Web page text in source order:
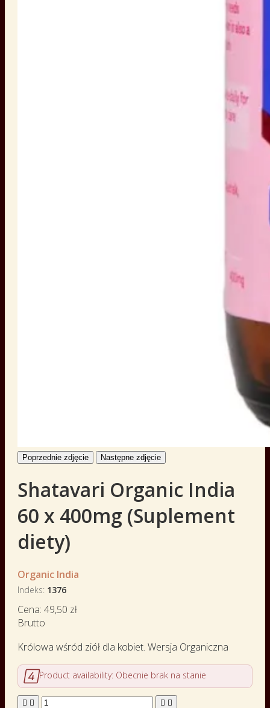
Poprzednie zdjęcie Następne zdjęcie
Shatavari Organic India
60 x 400mg (Suplement
diety)
Organic India
Indeks 1376
Cena: 49,50 zł
Brutto
Królowa wśród ziół dla kobiet. Wersja Organiczna
Product availability: Obecnie brak na stanie
   